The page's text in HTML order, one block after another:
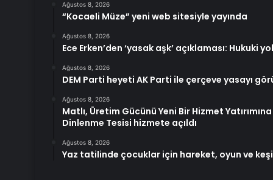
Ağustos 8, 2026
“Kocaeli Müze” yeni web sitesiyle yayında
Ağustos 8, 2026
Ece Erken’den ‘yasak aşk’ açıklaması: Hukuki
Ağustos 8, 2026
DEM Parti heyeti AK Parti ile çerçeve yasayı
Ağustos 8, 2026
Matlı, Üretim Gücünü Yeni Bir Hizmet
Dinlenme Tesisi hizmete açıldı
Ağustos 8, 2026
Yaz tatilinde çocuklar için hareket, oyun ve